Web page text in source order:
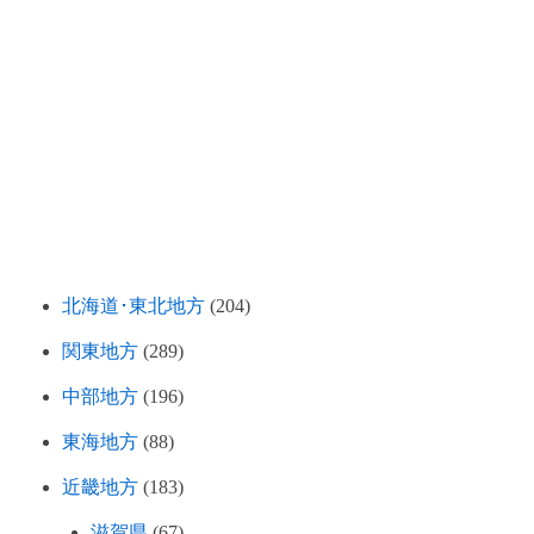
北海道･東北地方 (204)
関東地方 (289)
中部地方 (196)
東海地方 (88)
近畿地方 (183)